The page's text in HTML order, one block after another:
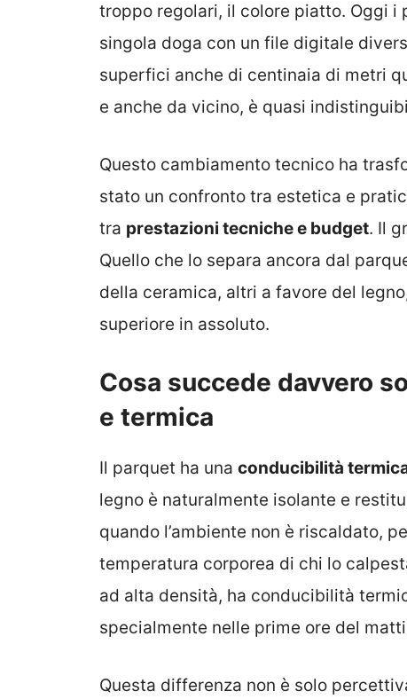
troppo regolari, il colore piatto. Oggi
singola doga con un file digitale
superfici anche di centinaia di metri
e anche da vicino, è quasi
Questo cambiamento tecnico ha
stato un confronto tra estetica e
tra prestazioni tecniche e budget. Il
Quello che lo separa ancora dal
della ceramica, altri a favore del
superiore in assoluto.
Cosa succede davvero
e termica
Il parquet ha una conducibilità
legno è naturalmente isolante e
quando l’ambiente non è riscaldato,
temperatura corporea di chi lo
ad alta densità, ha conducibilità
specialmente nelle prime ore del
Questa differenza non è solo